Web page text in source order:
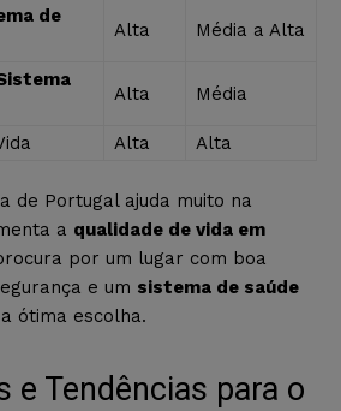
de
Alta Média a Alta
Alta Média
Alta Alta
de Portugal ajuda muito na
a qualidade de vida em
por um lugar com boa
e um sistema de saúde
ótima escolha.
e Tendências para o